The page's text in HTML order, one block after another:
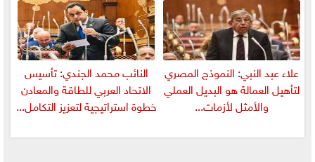
علاء عبد النبي: النموذج المصري
لتأهيل العمالة هو البديل العملي
والأمثل لأزمات...
النائب محمد الجندي: تأسيس
الاتحاد العربي للطاقة والمعادن
خطوة استراتيجية لتعزيز التكامل...